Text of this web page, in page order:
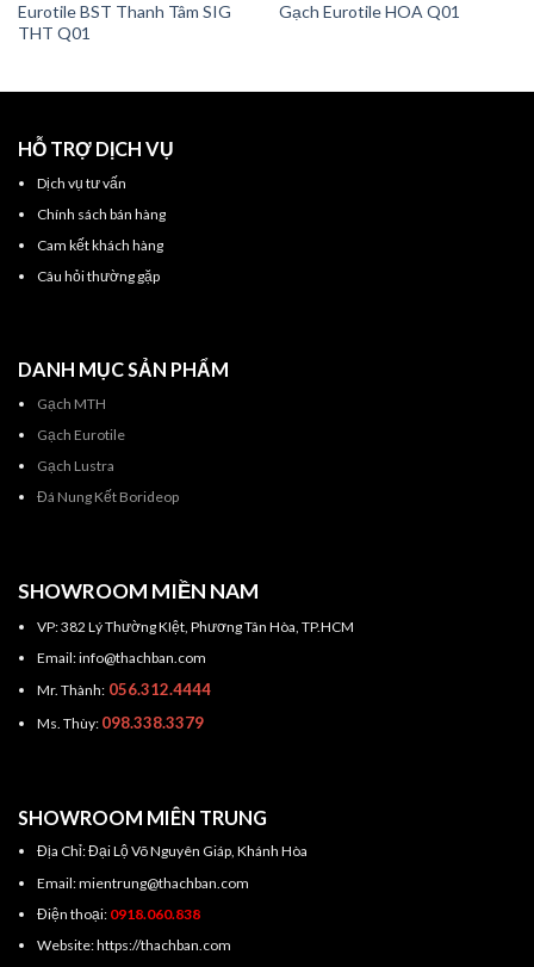
Eurotile BST Thanh Tâm SIG
THT Q01
Gạch Eurotile HOA Q01
HỖ TRỢ DỊCH VỤ
Dịch vụ tư vấn
Chính sách bán hàng
Cam kết khách hàng
Câu hỏi thường gặp
DANH MỤC SẢN PHẨM
Gạch MTH
Gạch Eurotile
Gạch Lustra
Đá Nung Kết Borideop
SHOWROOM MIỀN NAM
VP: 382 Lý Thường KIệt, Phương Tân Hòa, TP.HCM
Email: info@thachban.com
Mr. Thành:056.312.4444
Ms. Thùy: 098.338.3379
SHOWROOM MIÊN TRUNG
Địa Chỉ: Đại Lộ Võ Nguyên Giáp, Khánh Hòa
Email: mientrung@thachban.com
Điện thoại: 0918.060.838
Website: https://thachban.com